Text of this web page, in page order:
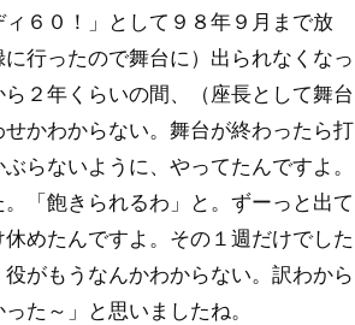
６０！」として９８年９月まで放
行ったので舞台に）出られなくなっ
２年くらいの間、（座長として舞台
かわからない。舞台が終わったら打
らないように、やってたんですよ。
「飽きられるわ」と。ずーっと出て
めたんですよ。その１週だけでした
がもうなんかわからない。訳わから
た～」と思いましたね。